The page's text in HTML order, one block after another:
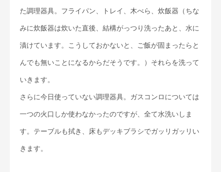
た調理器具。フライパン、トレイ、木べら、炊飯器（ちな
みに炊飯器は炊いた直後、結構がっつり洗ったあと、水に
漬けています。こうしておかないと、ご飯が固まったらと
んでも無いことになるからだそうです。）それらを洗って
いきます。
さらに今日使っていない調理器具。ガスコンロについては
一つの火口しか使わなかったのですが、全て水洗いしま
す。テーブルも拭き、床もデッキブラシでガッリガッリい
きます。